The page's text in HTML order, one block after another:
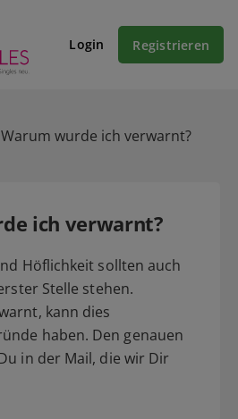
Login Registrieren
Warum wurde ich verwarnt?
ich verwarnt?
Höflichkeit sollten auch
Stelle stehen.
kann dies
haben. Den genauen
in der Mail, die wir Dir